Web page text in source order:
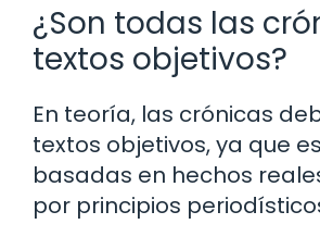
¿Son todas las
textos objetivos?
En teoría, las crónicas
textos objetivos, ya que
basadas en hechos
por principios